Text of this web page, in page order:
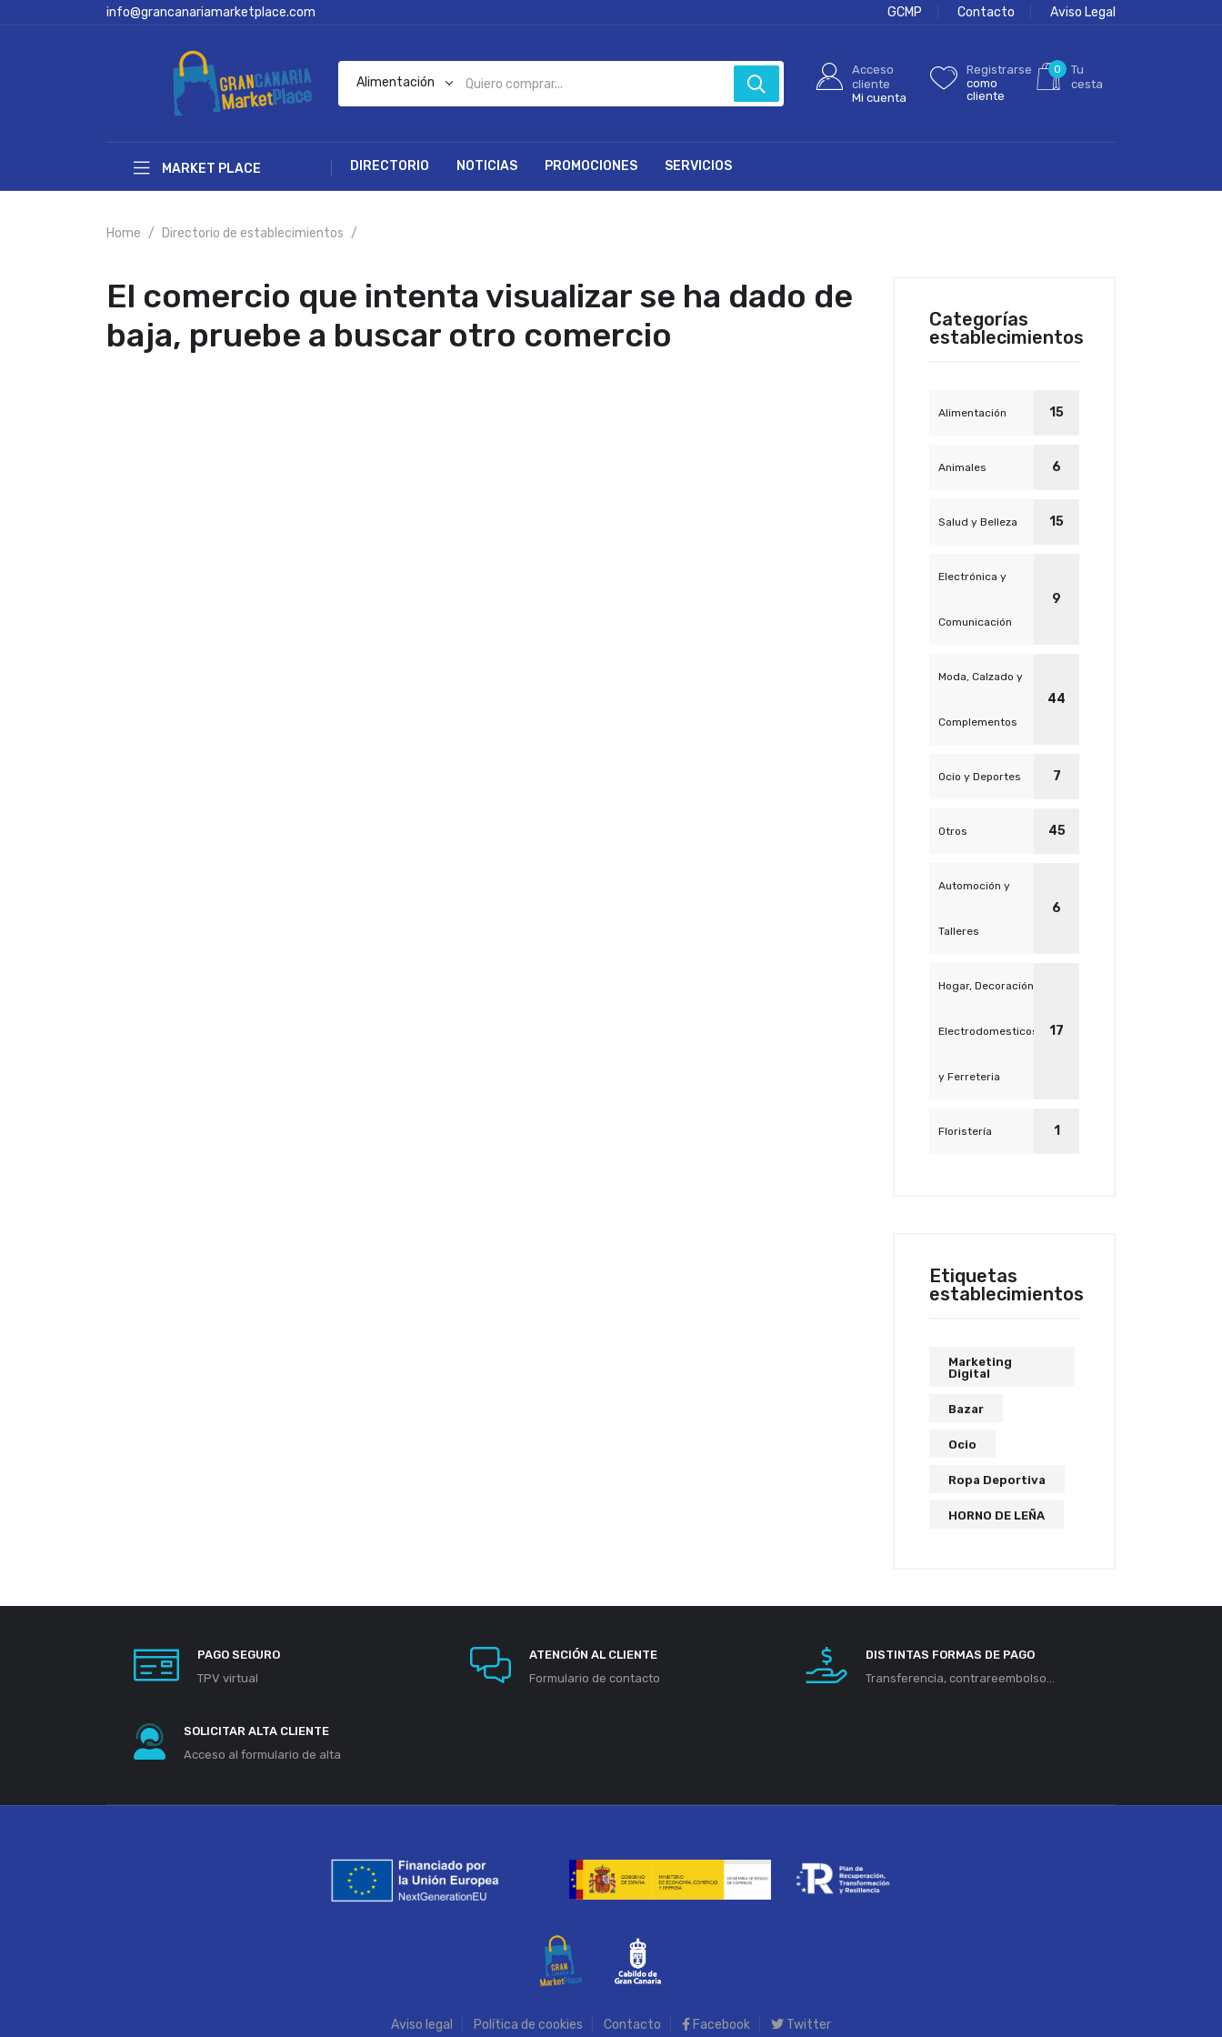
info@grancanariamarketplace.com GCMP Contacto Aviso Legal
Alimentación
Acceso
cliente
Mi cuenta
Registrarse
como
cliente
0
Tu
cesta
MARKET PLACE DIRECTORIO NOTICIAS PROMOCIONES SERVICIOS
Home Directorio de establecimientos
El comercio que intenta visualizar se ha dado de
baja, pruebe a buscar otro comercio
Categorías
establecimientos
Alimentación 15
Animales 6
Salud y Belleza 15
Electrónica y
Comunicación
9
Moda, Calzado y
Complementos
44
Ocio y Deportes 7
Otros 45
Automoción y
Talleres
6
Hogar, Decoración,
Electrodomesticos
y Ferreteria
17
Floristería 1
Etiquetas
establecimientos
Marketing
Digital
Bazar
Ocio
Ropa Deportiva
HORNO DE LEÑA
PAGO SEGURO
TPV virtual
ATENCIÓN AL CLIENTE
Formulario de contacto
DISTINTAS FORMAS DE PAGO
Transferencia, contrareembolso...
SOLICITAR ALTA CLIENTE
Acceso al formulario de alta
Aviso legal Política de cookies Contacto Facebook Twitter